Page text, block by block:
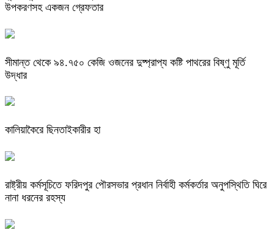
উপকরণসহ একজন গ্রেফতার
সীমান্ত থেকে ৯৪.৭৫০ কেজি ওজনের দুষ্প্রাপ্য কষ্টি পাথরের বিষ্ণু মূর্তি
উদ্ধার
কালিয়াকৈরে ছিনতাইকারীর হা
রাষ্ট্রীয় কর্মসূচিতে ফরিদপুর পৌরসভার প্রধান নির্বাহী কর্মকর্তার অনুপস্থিতি ঘিরে
নানা ধরনের রহস্য